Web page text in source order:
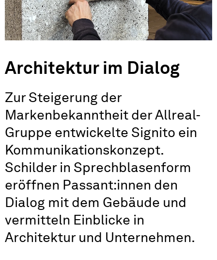
Architektur im Dialog
Zur Steigerung der
Markenbekanntheit der Allreal-
Gruppe entwickelte Signito ein
Kommunikations­konzept.
Schilder in Sprechblasenform
eröffnen Passant:innen den
Dialog mit dem Gebäude und
vermitteln Einblicke in
Architektur und Unternehmen.